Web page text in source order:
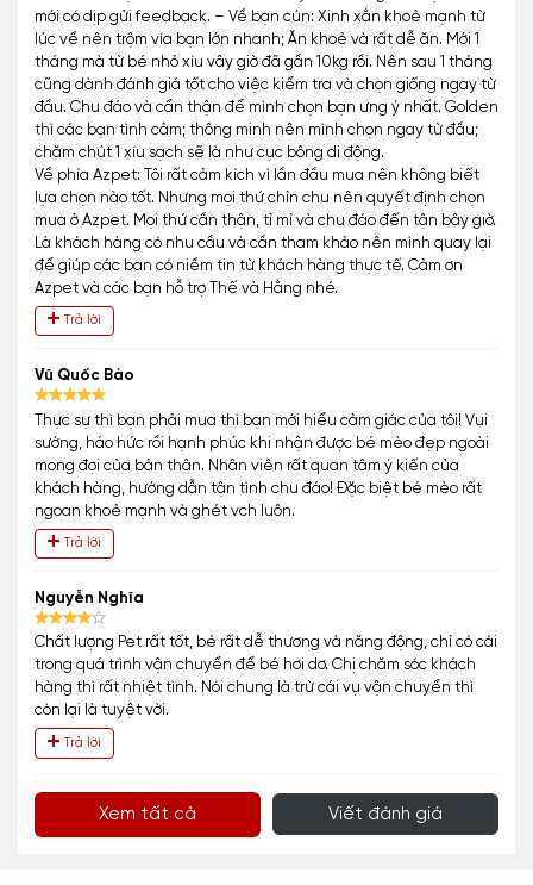
mới có dịp gửi feedback. – Về bạn cún: Xinh xắn khoẻ mạnh từ
lúc về nên trộm vía bạn lớn nhanh; Ăn khoẻ và rất dễ ăn. Mới 1
tháng mà từ bé nhỏ xíu vây giờ đã gần 10kg rồi. Nên sau 1 tháng
cũng dành đánh giá tốt cho việc kiểm tra và chọn giống ngay từ
đầu. Chu đáo và cẩn thận để mình chọn bạn ưng ý nhất. Golden
thì các bạn tình cảm; thông minh nên mình chọn ngay từ đầu;
chăm chút 1 xíu sạch sẽ là như cục bông di động.
Về phía Azpet: Tôi rất cảm kích vì lần đầu mua nên không biết
lựa chọn nào tốt. Nhưng mọi thứ chỉn chu nên quyết định chọn
mua ở Azpet. Mọi thứ cần thận, tỉ mỉ và chu đáo đến tận bây giờ.
Là khách hàng có nhu cầu và cần tham khảo nên mình quay lại
để giúp các bạn có niềm tin từ khách hàng thực tế. Cảm ơn
Azpet và các bạn hỗ trợ Thế và Hằng nhé.
Trả lời
Vũ Quốc Bảo
Thực sự thì bạn phải mua thì bạn mới hiểu cảm giác của tôi! Vui
sướng, háo hức rồi hạnh phúc khi nhận được bé mèo đẹp ngoài
mong đợi của bản thân. Nhân viên rất quan tâm ý kiến của
khách hàng, hướng dẫn tận tình chu đáo! Đặc biệt bé mèo rất
ngoan khoẻ mạnh và ghét vch luôn.
Trả lời
Nguyễn Nghĩa
Chất lượng Pet rất tốt, bé rất dễ thương và năng động, chỉ có cái
trong quá trình vận chuyển để bé hơi dơ. Chị chăm sóc khách
hàng thì rất nhiệt tình. Nói chung là trừ cái vụ vận chuyển thì
còn lại là tuyệt vời.
Trả lời
Xem tất cả Viết đánh giá